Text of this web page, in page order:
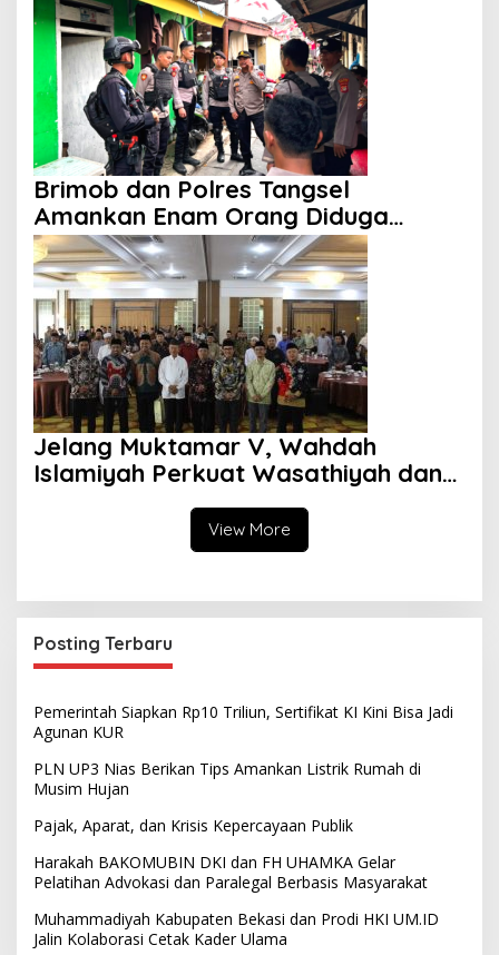
Brimob dan Polres Tangsel
Amankan Enam Orang Diduga
Hendak Tawuran
Jelang Muktamar V, Wahdah
Islamiyah Perkuat Wasathiyah dan
View More
Posting Terbaru
Pemerintah Siapkan Rp10 Triliun, Sertifikat KI Kini Bisa Jadi
Agunan KUR
PLN UP3 Nias Berikan Tips Amankan Listrik Rumah di
Musim Hujan
Pajak, Aparat, dan Krisis Kepercayaan Publik
Harakah BAKOMUBIN DKI dan FH UHAMKA Gelar
Pelatihan Advokasi dan Paralegal Berbasis Masyarakat
Muhammadiyah Kabupaten Bekasi dan Prodi HKI UM.ID
Jalin Kolaborasi Cetak Kader Ulama